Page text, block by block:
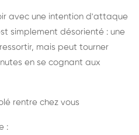
avec une intention d'attaque
simplement désorienté : une
mais peut tourner
en se cognant aux
rentre chez vous
: